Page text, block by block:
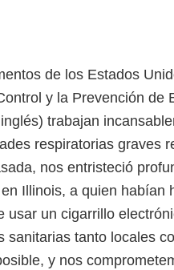
de los Estados
y la Prevención de
trabajan
respiratorias graves
nos entristeció
Illinois, a quien habían
usar un cigarrillo
sanitarias tanto locales
y nos